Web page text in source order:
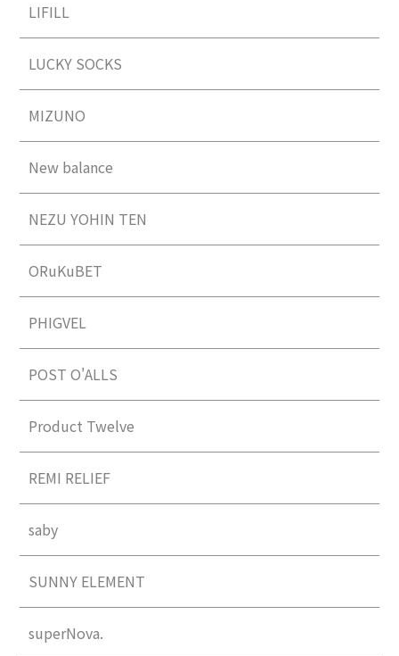
LIFILL
LUCKY SOCKS
MIZUNO
New balance
NEZU YOHIN TEN
ORuKuBET
PHIGVEL
POST O'ALLS
Product Twelve
REMI RELIEF
saby
SUNNY ELEMENT
superNova.